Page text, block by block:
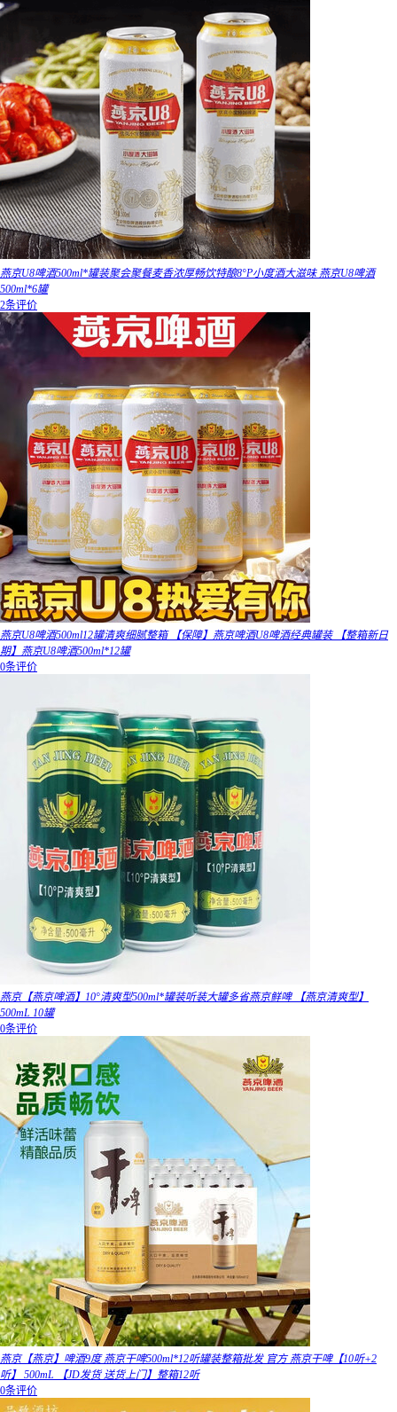
燕京U8啤酒500ml*罐装聚会聚餐麦香浓厚畅饮特酿8°P小度酒大滋味 燕京U8啤酒
500ml*6罐
2条评价
燕京U8啤酒500ml12罐清爽细腻整箱 【保障】燕京啤酒U8啤酒经典罐装 【整箱新日
期】燕京U8啤酒500ml*12罐
0条评价
燕京【燕京啤酒】10°清爽型500ml*罐装听装大罐多省燕京鲜啤 【燕京清爽型】
500mL 10罐
0条评价
燕京【燕京】啤酒9度 燕京干啤500ml*12听罐装整箱批发 官方 燕京干啤【10听+2
听】 500mL 【JD发货 送货上门】整箱12听
0条评价